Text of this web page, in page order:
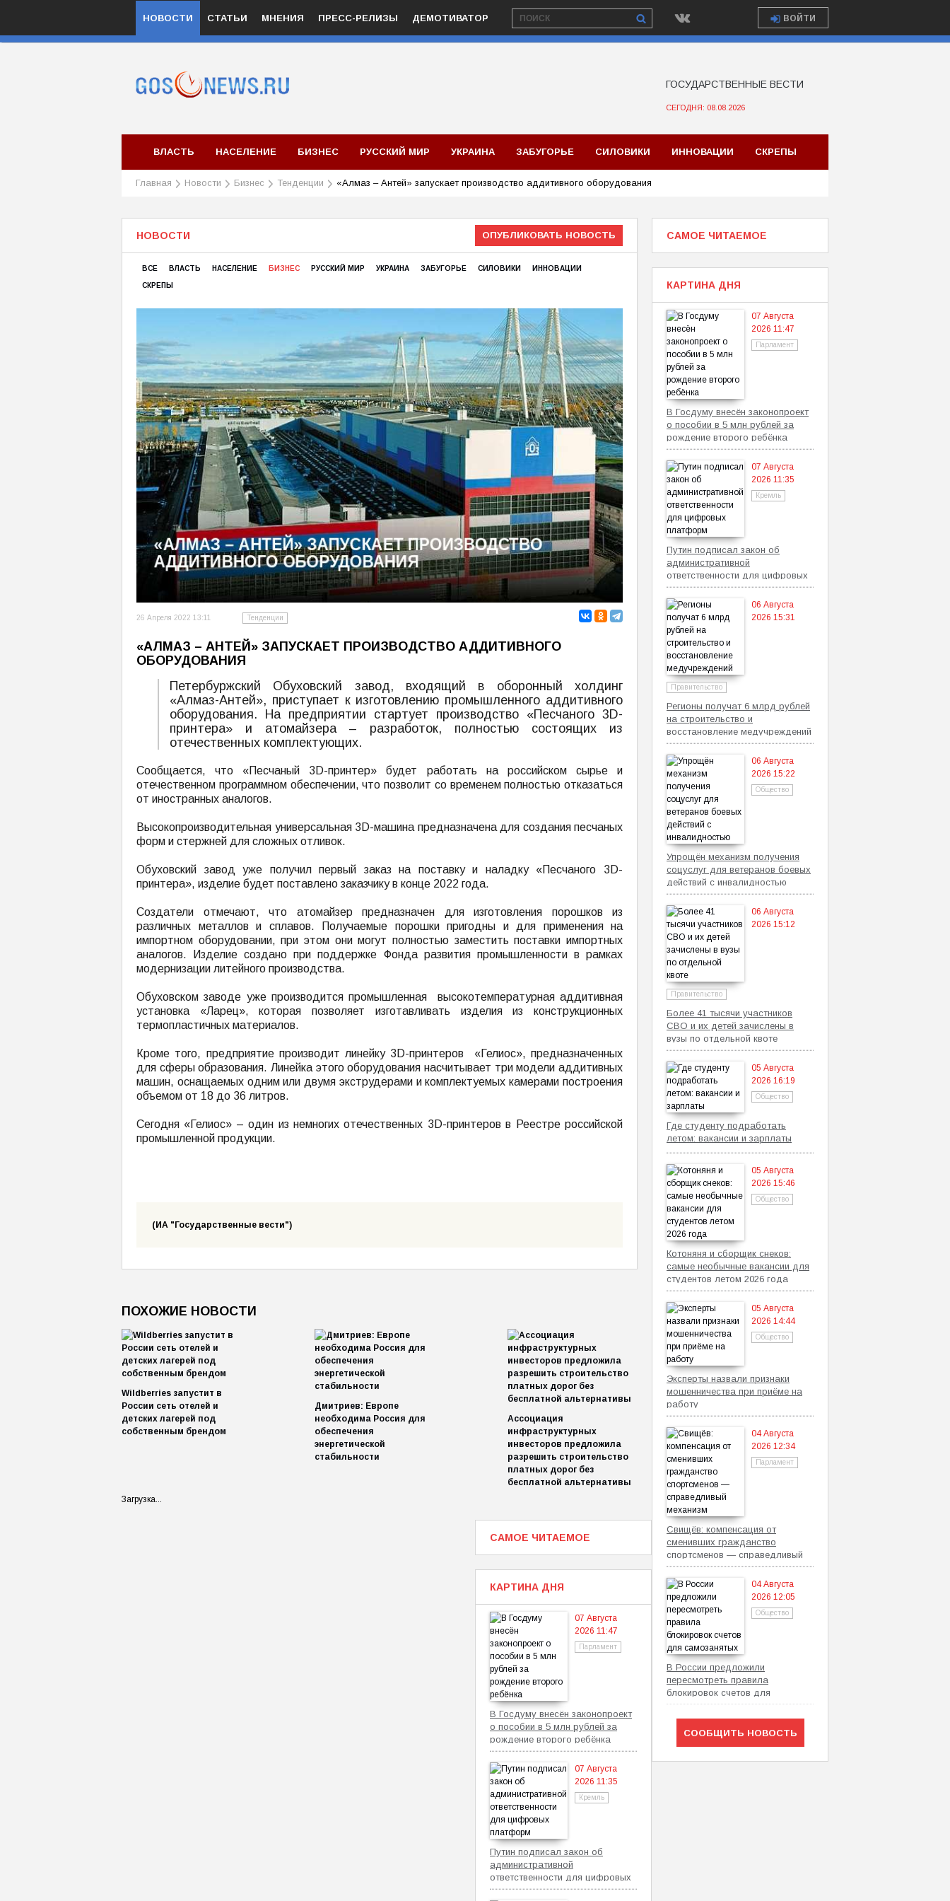
ВОЙТИ
НОВОСТИ СТАТЬИ МНЕНИЯ ПРЕСС-РЕЛИЗЫ ДЕМОТИВАТОР
ГОСУДАРСТВЕННЫЕ ВЕСТИ
СЕГОДНЯ: 08.08.2026
ВЛАСТЬ НАСЕЛЕНИЕ БИЗНЕС РУССКИЙ МИР УКРАИНА ЗАБУГОРЬЕ СИЛОВИКИ ИННОВАЦИИ СКРЕПЫ
Главная Новости Бизнес Тенденции «Алмаз – Антей» запускает производство аддитивного оборудования
ОПУБЛИКОВАТЬ НОВОСТЬ
НОВОСТИ
ВСЕ ВЛАСТЬ НАСЕЛЕНИЕ БИЗНЕС РУССКИЙ МИР УКРАИНА ЗАБУГОРЬЕ СИЛОВИКИ ИННОВАЦИИ
СКРЕПЫ
26 Апреля 2022 13:11 Тенденции
«АЛМАЗ – АНТЕЙ» ЗАПУСКАЕТ ПРОИЗВОДСТВО АДДИТИВНОГО
ОБОРУДОВАНИЯ
Петербуржский Обуховский завод, входящий в оборонный холдинг
«Алмаз-Антей», приступает к изготовлению промышленного аддитивного
оборудования. На предприятии стартует производство «Песчаного 3D-
принтера» и атомайзера – разработок, полностью состоящих из
отечественных комплектующих.
Сообщается, что «Песчаный 3D-принтер» будет работать на российском сырье и
отечественном программном обеспечении, что позволит со временем полностью отказаться
от иностранных аналогов.
Высокопроизводительная универсальная 3D-машина предназначена для создания песчаных
форм и стержней для сложных отливок.
Обуховский завод уже получил первый заказ на поставку и наладку «Песчаного 3D-
принтера», изделие будет поставлено заказчику в конце 2022 года.
Создатели отмечают, что атомайзер предназначен для изготовления порошков из
различных металлов и сплавов. Получаемые порошки пригодны и для применения на
импортном оборудовании, при этом они могут полностью заместить поставки импортных
аналогов. Изделие создано при поддержке Фонда развития промышленности в рамках
модернизации литейного производства.
Обуховском заводе уже производится промышленная высокотемпературная аддитивная
установка «Ларец», которая позволяет изготавливать изделия из конструкционных
термопластичных материалов.
Кроме того, предприятие производит линейку 3D-принтеров «Гелиос», предназначенных
для сферы образования. Линейка этого оборудования насчитывает три модели аддитивных
машин, оснащаемых одним или двумя экструдерами и комплектуемых камерами построения
объемом от 18 до 36 литров.
Сегодня «Гелиос» – один из немногих отечественных 3D-принтеров в Реестре российской
промышленной продукции.
(ИА "Государственные вести")
ПОХОЖИЕ НОВОСТИ
Wildberries запустит в
России сеть отелей и
детских лагерей под
собственным брендом
Дмитриев: Европе
необходима Россия для
обеспечения
энергетической
стабильности
Ассоциация
инфраструктурных
инвесторов предложила
разрешить строительство
платных дорог без
бесплатной альтернативы
Загрузка...
САМОЕ ЧИТАЕМОЕ
КАРТИНА ДНЯ
07 Августа
2026 11:47
Парламент
В Госдуму внесён законопроект
о пособии в 5 млн рублей за
рождение второго ребёнка
07 Августа
2026 11:35
Кремль
Путин подписал закон об
административной
ответственности для цифровых
платформ
06 Августа
2026 15:31
Правительство
Регионы получат 6 млрд рублей
на строительство и
восстановление медучреждений
06 Августа
2026 15:22
Общество
Упрощён механизм получения
соцуслуг для ветеранов боевых
действий с инвалидностью
06 Августа
2026 15:12
Правительство
Более 41 тысячи участников
СВО и их детей зачислены в
вузы по отдельной квоте
05 Августа
2026 16:19
Общество
Где студенту подработать
летом: вакансии и зарплаты
05 Августа
2026 15:46
Общество
Котоняня и сборщик снеков:
самые необычные вакансии для
студентов летом 2026 года
05 Августа
2026 14:44
Общество
Эксперты назвали признаки
мошенничества при приёме на
работу
04 Августа
2026 12:34
Парламент
Свищёв: компенсация от
сменивших гражданство
спортсменов — справедливый
механизм
04 Августа
2026 12:05
Общество
В России предложили
пересмотреть правила
блокировок счетов для
самозанятых
СООБЩИТЬ НОВОСТЬ
САМОЕ ЧИТАЕМОЕ
КАРТИНА ДНЯ
07 Августа
2026 11:47
Парламент
В Госдуму внесён законопроект
о пособии в 5 млн рублей за
рождение второго ребёнка
07 Августа
2026 11:35
Кремль
Путин подписал закон об
административной
ответственности для цифровых
платформ